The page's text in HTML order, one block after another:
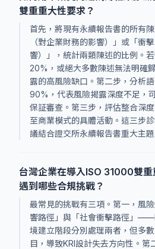
雙重重大性要求？
首先，將現有永續報告書的所有
（對企業財務的影響）」或「衝
響）」，統計兩類陳述的比例。
20%，或絕大多數陳述無法明確
露的高風險缺口。第二步，分析
90%，代表風險揭露深度不足，
保証審查。第三步，評估整合深
至商業模式的具體活動。這三步
議結合證交所永續報告書重大主
台灣企業在導入ISO 31000雙
遇到哪些合規挑戰？
最常見的挑戰有三項。第一，風
響路徑」與「社會衝擊路徑」
境建立階段分別處理兩者，但多
目，導致KRI設計失去方向性。